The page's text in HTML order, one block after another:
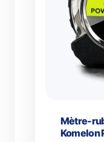
Mètre-
Komelon